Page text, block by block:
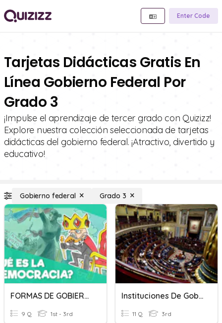
Enter Code
Tarjetas Didácticas Gratis En
Línea Gobierno Federal Por
Grado 3
¡Impulse el aprendizaje de tercer grado con Quizizz!
Explore nuestra colección seleccionada de tarjetas
didácticas del gobierno federal. ¡Atractivo, divertido y
educativo!
Gobierno federal Grado 3
FORMAS DE GOBIERNO
9 Q 1st - 3rd
Instituciones De Gobierno
11 Q 3rd